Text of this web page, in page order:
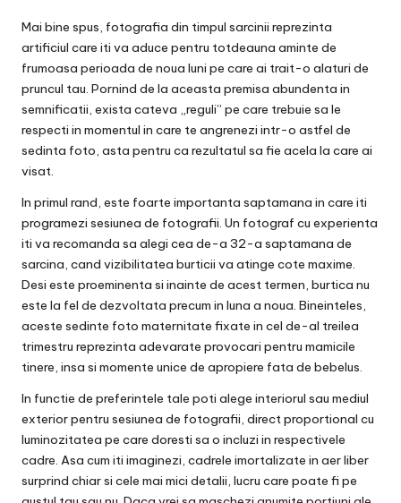
Mai bine spus, fotografia din timpul sarcinii reprezinta
artificiul care iti va aduce pentru totdeauna aminte de
frumoasa perioada de noua luni pe care ai trait-o alaturi de
pruncul tau. Pornind de la aceasta premisa abundenta in
semnificatii, exista cateva „reguli” pe care trebuie sa le
respecti in momentul in care te angrenezi intr-o astfel de
sedinta foto, asta pentru ca rezultatul sa fie acela la care ai
visat.
In primul rand, este foarte importanta saptamana in care iti
programezi sesiunea de fotografii. Un fotograf cu experienta
iti va recomanda sa alegi cea de-a 32-a saptamana de
sarcina, cand vizibilitatea burticii va atinge cote maxime.
Desi este proeminenta si inainte de acest termen, burtica nu
este la fel de dezvoltata precum in luna a noua. Bineinteles,
aceste sedinte foto maternitate fixate in cel de-al treilea
trimestru reprezinta adevarate provocari pentru mamicile
tinere, insa si momente unice de apropiere fata de bebelus.
In functie de preferintele tale poti alege interiorul sau mediul
exterior pentru sesiunea de fotografii, direct proportional cu
luminozitatea pe care doresti sa o incluzi in respectivele
cadre. Asa cum iti imaginezi, cadrele imortalizate in aer liber
surprind chiar si cele mai mici detalii, lucru care poate fi pe